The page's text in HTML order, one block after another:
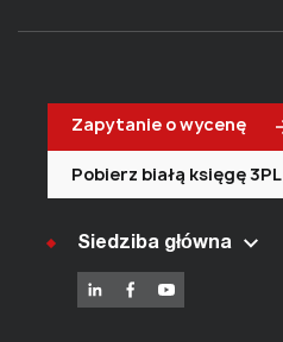
Zapytanie o wycenę
Pobierz białą księgę 3PL
Siedziba główna